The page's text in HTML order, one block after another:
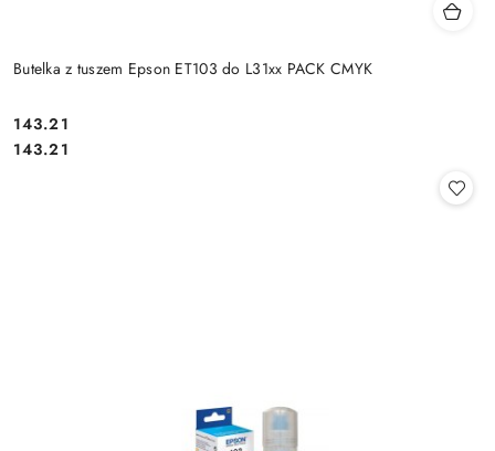
Butelka z tuszem Epson ET103 do L31xx PACK CMYK
Cena:
143.21
Cena:
143.21